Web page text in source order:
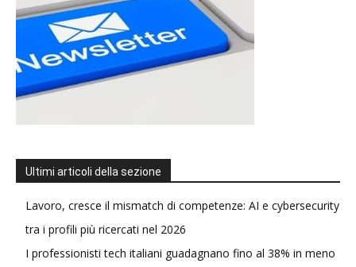
Ultimi articoli della sezione
Lavoro, cresce il mismatch di competenze: AI e cybersecurity
tra i profili più ricercati nel 2026
I professionisti tech italiani guadagnano fino al 38% in meno